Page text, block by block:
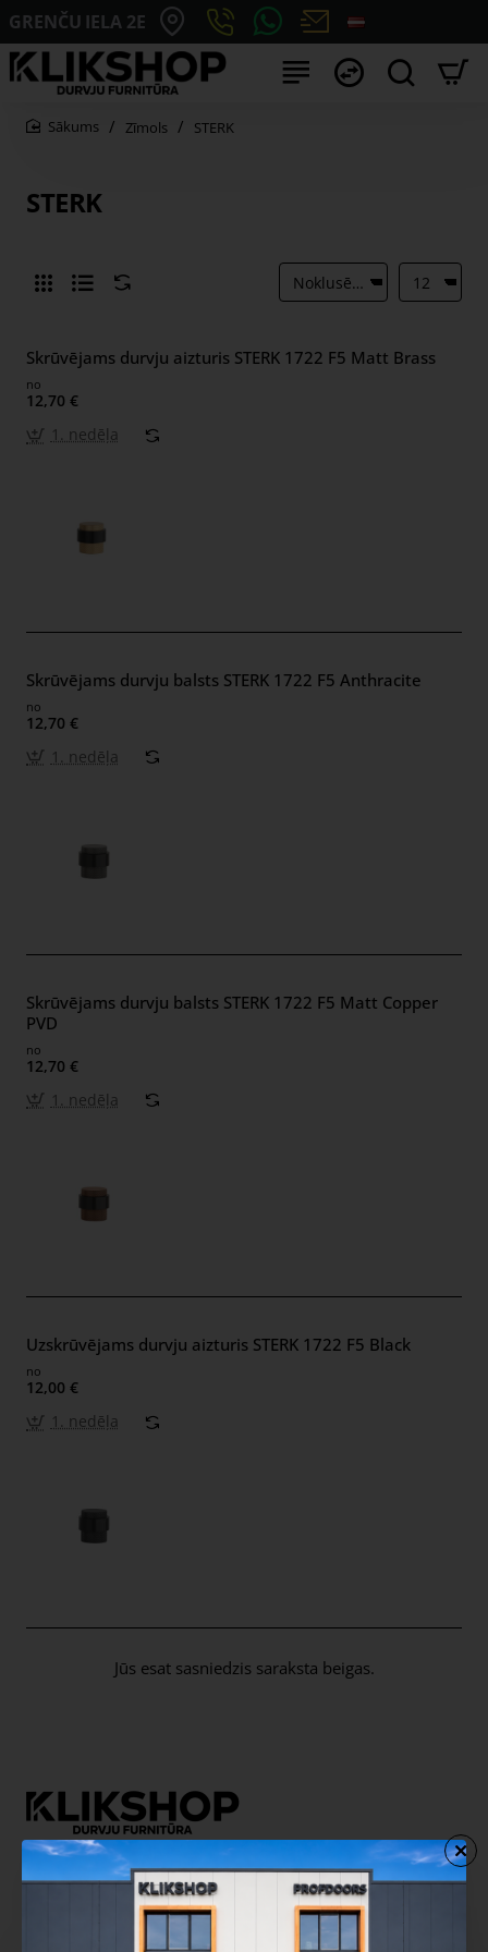
GRENČU IELA 2E
STERK
Zīmols STERK
Skrūvējams durvju aizturis STERK 1722 F5 Matt Brass
no
12,70 €
1. nedēļa
Skrūvējams durvju balsts STERK 1722 F5 Anthracite
no
12,70 €
1. nedēļa
Skrūvējams durvju balsts STERK 1722 F5 Matt Copper
PVD
no
12,70 €
1. nedēļa
Uzskrūvējams durvju aizturis STERK 1722 F5 Black
no
12,00 €
1. nedēļa
Jūs esat sasniedzis saraksta beigas.
Kontakti
Sazinieties ar mums